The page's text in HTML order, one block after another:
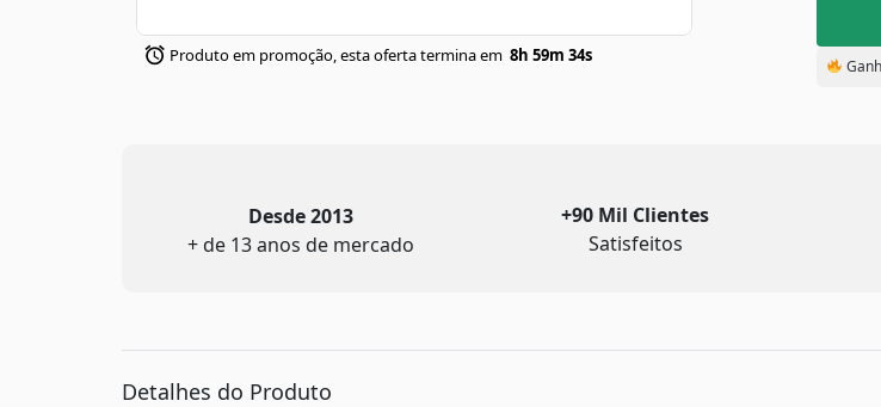
Produto em promoção, esta oferta termina em 8h 59m 33s
Desde 2013
+ de 13 anos de mercado
+90 Mil Clientes
Satisfeitos
Detalhes do Produto